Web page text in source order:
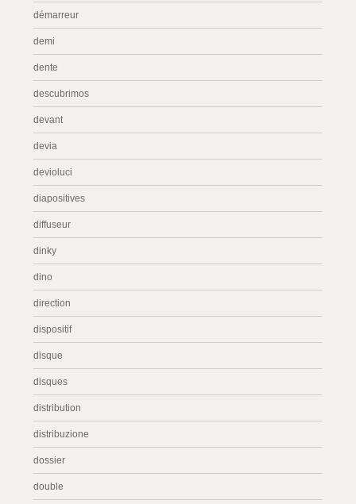
démarreur
demi
dente
descubrimos
devant
devia
devioluci
diapositives
diffuseur
dinky
dino
direction
dispositif
disque
disques
distribution
distribuzione
dossier
double